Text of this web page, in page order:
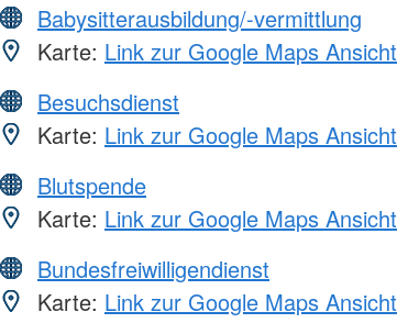
Babysitterausbildung/-vermittlung
Karte: Link zur Google Maps Ansicht
Besuchsdienst
Karte: Link zur Google Maps Ansicht
Blutspende
Karte: Link zur Google Maps Ansicht
Bundesfreiwilligendienst
Karte: Link zur Google Maps Ansicht